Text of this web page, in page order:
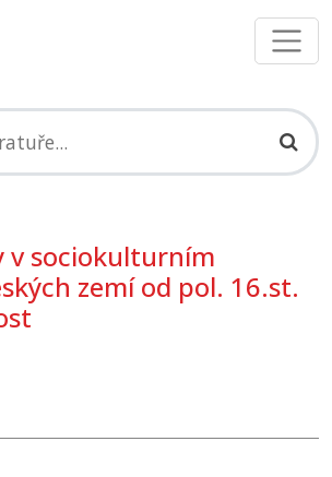
v sociokulturním
zemí od pol. 16.st.